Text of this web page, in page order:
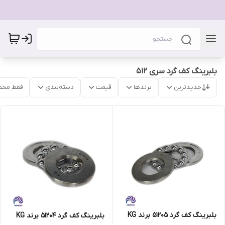
بلبرینگ کف گرد سری 512
جدیدترین برندها قیمت دسته‌بندی فقط
بلبرینگ کف گرد 51205 برند KG بلبرینگ کف گرد 51204 برند KG